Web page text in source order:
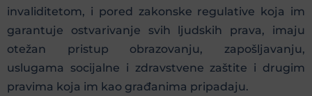
invaliditetom, i pored zakonske regulative koja im
garantuje ostvarivanje svih ljudskih prava, imaju
otežan pristup obrazovanju, zapošljavanju,
uslugama socijalne i zdravstvene zaštite i drugim
pravima koja im kao građanima pripadaju.